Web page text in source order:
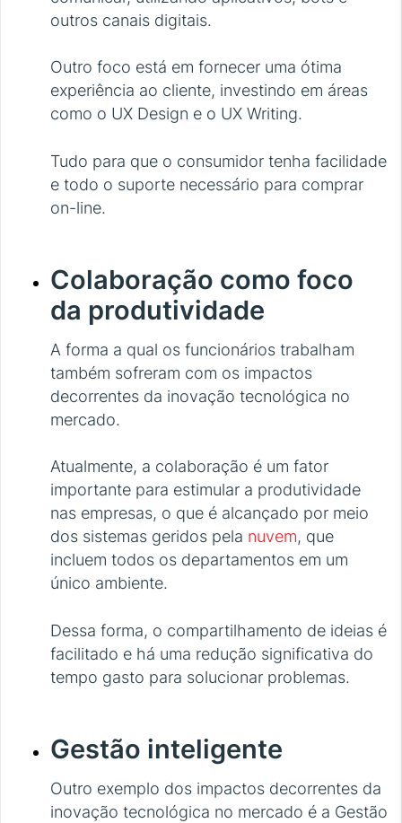
outros canais digitais.
Outro foco está em fornecer uma ótima
experiência ao cliente, investindo em áreas
como o UX Design e o UX Writing.
Tudo para que o consumidor tenha facilidade
e todo o suporte necessário para comprar
on-line.
Colaboração como foco
da produtividade
A forma a qual os funcionários trabalham
também sofreram com os impactos
decorrentes da inovação tecnológica no
mercado.
Atualmente, a colaboração é um fator
importante para estimular a produtividade
nas empresas, o que é alcançado por meio
dos sistemas geridos pela nuvem, que
incluem todos os departamentos em um
único ambiente.
Dessa forma, o compartilhamento de ideias é
facilitado e há uma redução significativa do
tempo gasto para solucionar problemas.
Gestão inteligente
Outro exemplo dos impactos decorrentes da
inovação tecnológica no mercado é a Gestão